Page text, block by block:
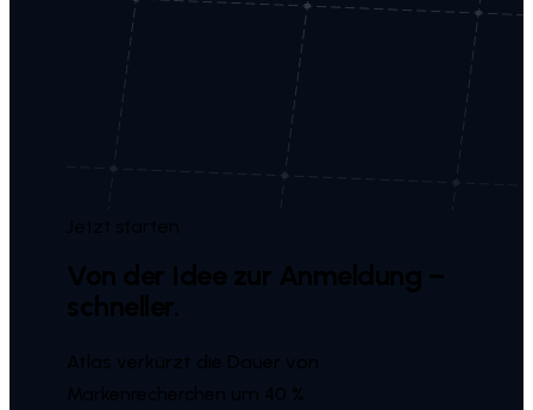
Jetzt starten
Von der Idee zur Anmeldung –
schneller.
Atlas verkürzt die Dauer von
Markenrecherchen um 40 %.